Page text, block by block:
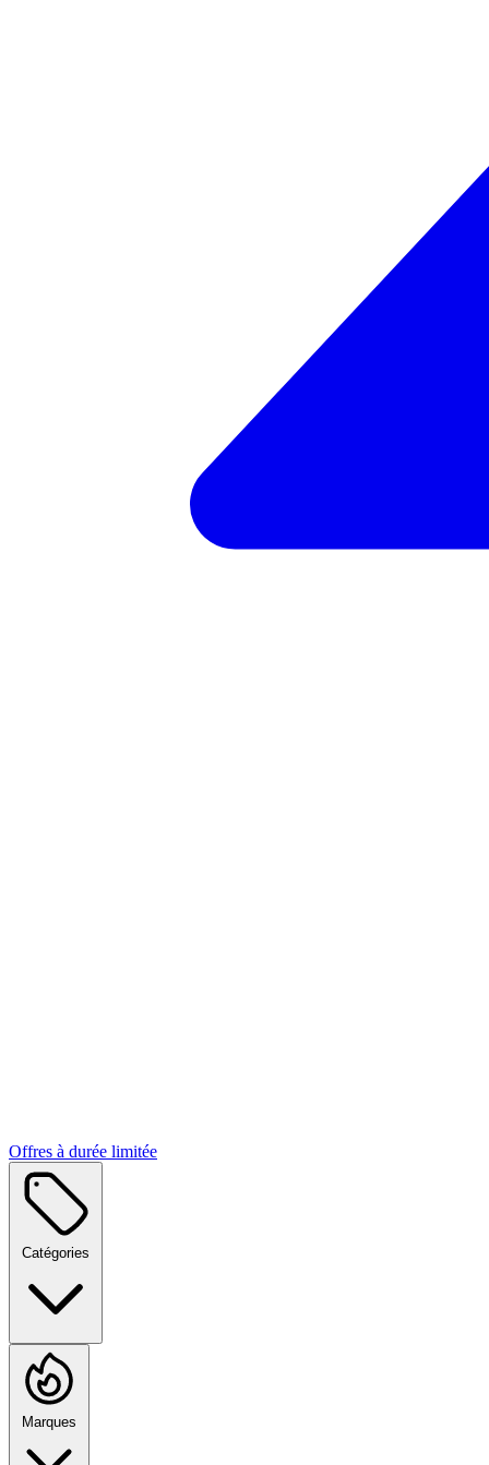
Offres à durée limitée
Catégories
Marques